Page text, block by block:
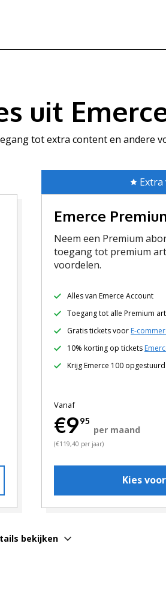
uit
tot extra content en andere
Extra
Emerce
Neem een Premium
toegang tot premium
voordelen.
Alles van Emerce Account
Toegang tot alle Premium
Gratis tickets voor E-
10% korting op tickets
Krijg Emerce 100 opgestuurd
Vanaf
€995
per maand
(€119,40 per jaar)
Kies
bekijken